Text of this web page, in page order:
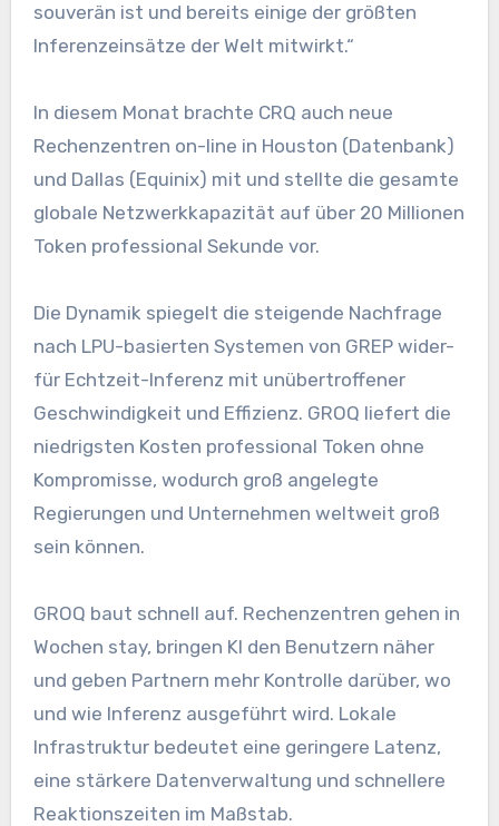
souverän ist und bereits einige der größten
Inferenzeinsätze der Welt mitwirkt.“
In diesem Monat brachte CRQ auch neue
Rechenzentren on-line in Houston (Datenbank)
und Dallas (Equinix) mit und stellte die gesamte
globale Netzwerkkapazität auf über 20 Millionen
Token professional Sekunde vor.
Die Dynamik spiegelt die steigende Nachfrage
nach LPU-basierten Systemen von GREP wider-
für Echtzeit-Inferenz mit unübertroffener
Geschwindigkeit und Effizienz. GROQ liefert die
niedrigsten Kosten professional Token ohne
Kompromisse, wodurch groß angelegte
Regierungen und Unternehmen weltweit groß
sein können.
GROQ baut schnell auf. Rechenzentren gehen in
Wochen stay, bringen KI den Benutzern näher
und geben Partnern mehr Kontrolle darüber, wo
und wie Inferenz ausgeführt wird. Lokale
Infrastruktur bedeutet eine geringere Latenz,
eine stärkere Datenverwaltung und schnellere
Reaktionszeiten im Maßstab.